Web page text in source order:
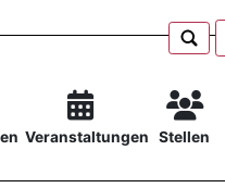
Veranstaltungen Stellen